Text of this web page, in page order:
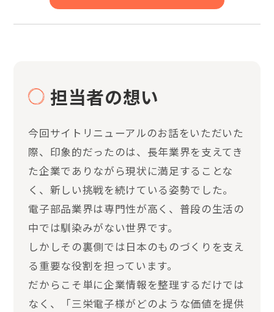
担当者の想い
今回サイトリニューアルのお話をいただいた
際、印象的だったのは、長年業界を支えてき
た企業でありながら現状に満足することな
く、新しい挑戦を続けている姿勢でした。
電子部品業界は専門性が高く、普段の生活の
中では馴染みがない世界です。
しかしその裏側では日本のものづくりを支え
る重要な役割を担っています。
だからこそ単に企業情報を整理するだけでは
なく、「三栄電子様がどのような価値を提供